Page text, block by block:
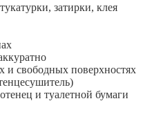
затирки, клея
и свободных поверхностях
и туалетной бумаги